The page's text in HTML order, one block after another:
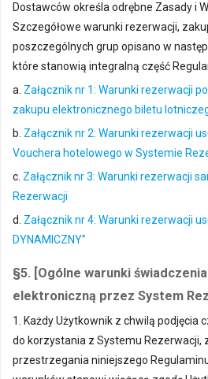
Dostawców określa odrębne Zasady i
Szczegółowe warunki rezerwacji,
poszczególnych grup opisano w
które stanowią integralną część
a. Załącznik nr 1: Warunki rezerwacji
zakupu elektronicznego biletu
b. Załącznik nr 2: Warunki rezerwacji
Vouchera hotelowego w Systemie
c. Załącznik nr 3: Warunki rezerwacji
Rezerwacji
d. Załącznik nr 4: Warunki rezerwacji
DYNAMICZNY”
§5. [Ogólne warunki
elektroniczną przez System
1. Każdy Użytkownik z chwilą podjęcia
do korzystania z Systemu Rezerwacji,
przestrzegania niniejszego